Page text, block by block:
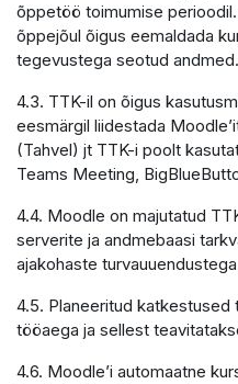
õppetöö toimumise
õppejõul õigus eemaldada
tegevustega seotud andmed.
4.3. TTK-il on õigus
eesmärgil liidestada
(Tahvel) jt TTK-i poolt
Teams Meeting,
4.4. Moodle on majutatud
serverite ja andmebaasi
ajakohaste
4.5. Planeeritud katkestused
tööaega ja sellest
4.6. Moodle’i automaatne